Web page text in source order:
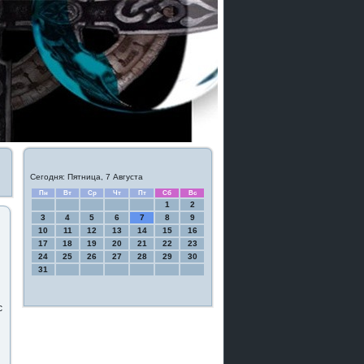
Сегодня: Пятница, 7 Августа
Пн Вт Ср Чт Пт Сб Вс
1
2
3
4 5 6 7 8
9
10
11 12 13 14 15
16
17
18 19 20 21 22
23
24
25 26 27 28 29
30
31